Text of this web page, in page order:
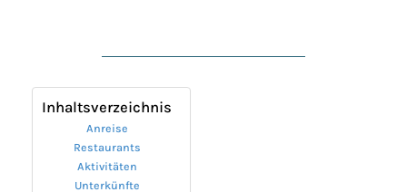
Inhaltsverzeichnis
Anreise
Restaurants
Aktivitäten
Unterkünfte